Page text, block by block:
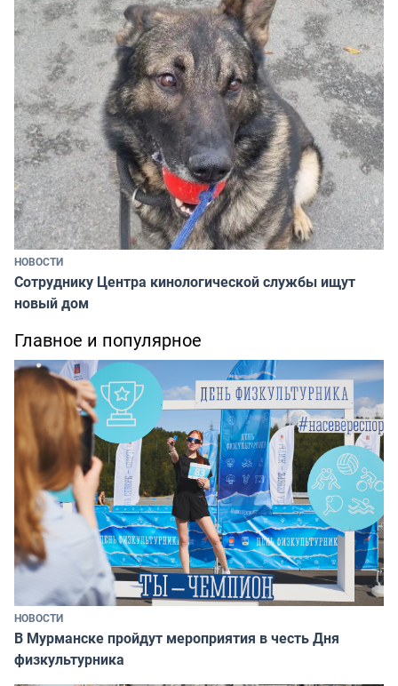
НОВОСТИ
Сотруднику Центра кинологической службы ищут
новый дом
Главное и популярное
НОВОСТИ
В Мурманске пройдут мероприятия в честь Дня
физкультурника